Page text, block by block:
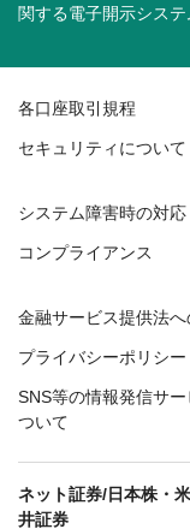
関する電子開示システ
各口座取引規程
セキュリティについて
システム障害時の対応
コンプライアンス
金融サービス提供法
プライバシーポリシー
SNS等の情報発信サー
ついて
ネット証券/日本株・
井証券